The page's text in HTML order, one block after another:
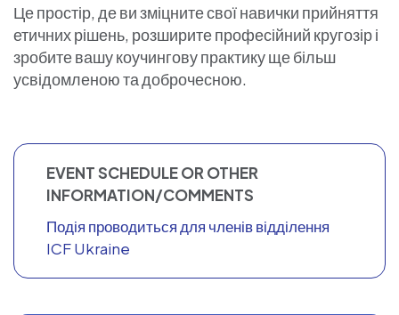
Це простір, де ви зміцните свої навички прийняття
етичних рішень, розширите професійний кругозір і
зробите вашу коучингову практику ще більш
усвідомленою та доброчесною.
EVENT SCHEDULE OR OTHER
INFORMATION/COMMENTS
Подія проводиться для членів відділення
ICF Ukraine